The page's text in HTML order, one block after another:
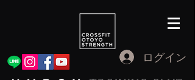
ログイン